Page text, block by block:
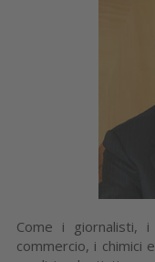
Come i giornalisti,
commercio, i chimici